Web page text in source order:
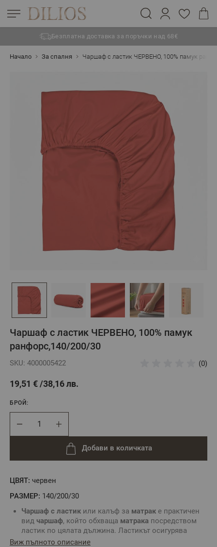
Безплатна доставка за поръчки над 68€
Начало За спалня Чаршаф с ластик ЧЕРВЕНО, 100% памук
Чаршаф с ластик ЧЕРВЕНО, 100% памук
ранфорс,140/200/30
SKU: 4000005422 (0)
19,51 € 38,16 лв.
ЦВЯТ: червен
РАЗМЕР: 140/200/30
Чаршаф с ластик или калъф за матрак е практичен
вид чаршаф, който обхваща матрака посредством
ластик по цялата дължина. Ластикът осигурява
неподвижност начаршафа
Виж пълното описание
БРОЙ:
Добави в количката